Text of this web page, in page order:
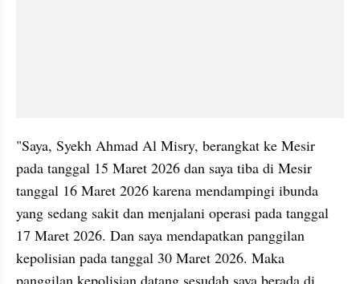
"Saya, Syekh Ahmad Al Misry, berangkat ke Mesir
pada tanggal 15 Maret 2026 dan saya tiba di Mesir
tanggal 16 Maret 2026 karena mendampingi ibunda
yang sedang sakit dan menjalani operasi pada tanggal
17 Maret 2026. Dan saya mendapatkan panggilan
kepolisian pada tanggal 30 Maret 2026. Maka
panggilan kepolisian datang sesudah saya berada di